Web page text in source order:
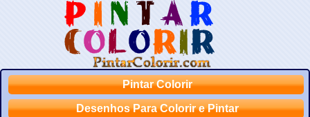
Pintar Colorir
Desenhos Para Colorir e Pintar